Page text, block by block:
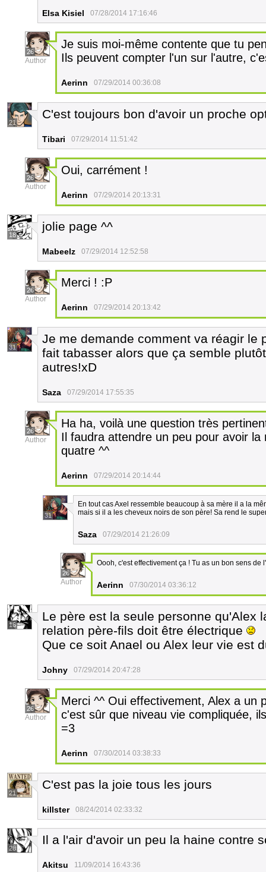
Elsa Kisiel 07/28/2014 17:16:46
26
Author
Je suis moi-même contente que tu
Ils peuvent compter l'un sur l'autre,
Aerinn 07/29/2014 00:36:08
21
C'est toujours bon d'avoir un proche
Tibari 07/29/2014 11:51:42
26
Author
Oui, carrément !
Aerinn 07/29/2014 20:13:31
18
jolie page ^^
Mabeelz 07/29/2014 12:52:58
26
Author
Merci ! :P
Aerinn 07/29/2014 20:13:42
31
Je me demande comment va réagir le
fait tabasser alors que ça semble
autres!xD
Saza 07/29/2014 17:55:35
26
Author
Ha ha, voilà une question très
Il faudra attendre un peu pour avoir
quatre ^^
Aerinn 07/29/2014 20:14:44
31
En tout cas Axel ressemble beaucoup à sa mère il a la
mais si il a les cheveux noirs de son père! Sa rend le
Saza 07/29/2014 21:26:09
26
Author
Oooh, c'est effectivement ça ! Tu as un bon sens de
Aerinn 07/30/2014 03:36:12
16
Le père est la seule personne qu'Alex
relation père-fils doit être électrique
Que ce soit Anael ou Alex leur vie est
Johny 07/29/2014 20:47:28
26
Author
Merci ^^ Oui effectivement, Alex a un
c'est sûr que niveau vie compliquée,
=3
Aerinn 07/30/2014 03:38:33
21
C'est pas la joie tous les jours
killster 08/24/2014 02:33:32
28
Il a l'air d'avoir un peu la haine contre
Akitsu 11/09/2014 16:43:36